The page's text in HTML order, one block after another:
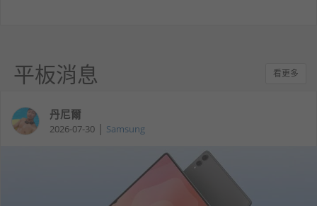
平板消息 看更多
丹尼爾
2026-07-30 | Samsung